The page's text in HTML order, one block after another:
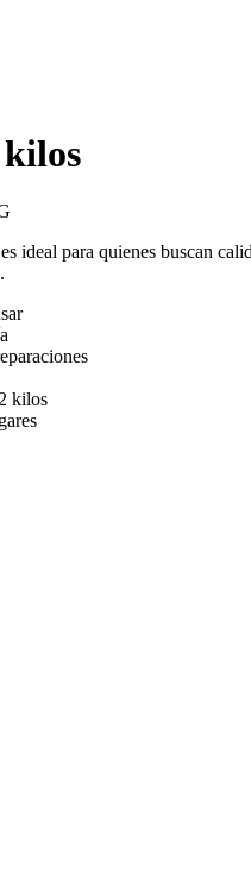
kilos
ideal para quienes buscan
kilos